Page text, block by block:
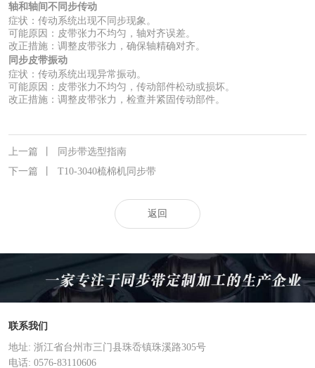
轴和轴间不同步传动
症状：传动系统出现不同步现象。
可能原因：皮带张力不均匀，轴对齐误差。
改正措施：调整皮带张力，确保轴精确对齐。
同步皮带振动‌
症状：传动系统出现异常振动。
可能原因：皮带张力不均匀，传动部件松动或损坏。
改正措施：调整皮带张力，检查并紧固传动部件。
上一篇
同步带选型指南
下一篇
T10-3040梳棉机同步带
返回
联系我们
地址: 浙江省台州市三门县珠岙镇珠溪路305号
电话: 0576-83110606